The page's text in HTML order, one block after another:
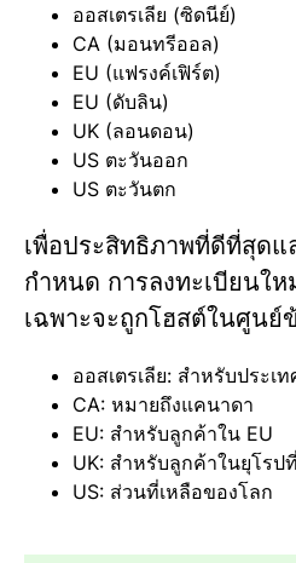
ออสเตรเลีย (ซิดนีย์)
CA (มอนทรีออล)
EU (แฟรงค์เฟิร์ต)
EU (ดับลิน)
UK (ลอนดอน)
US ตะวันออก
US ตะวันตก
เพื่อประสิทธิภาพที่ดีที่สุด
กำหนด การลงทะเบียนใ
เฉพาะจะถูกโฮสต์ในศูนย์
ออสเตรเลีย: สำหรับประเ
CA: หมายถึงแคนาดา
EU: สำหรับลูกค้าใน EU
UK: สำหรับลูกค้าในยุโรป
US: ส่วนที่เหลือของโลก